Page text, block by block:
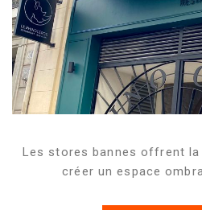
Les stores bannes offrent
créer un espace